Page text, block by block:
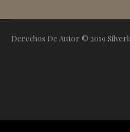
Derechos De Autor © 2019